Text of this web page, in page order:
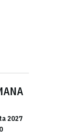
2027